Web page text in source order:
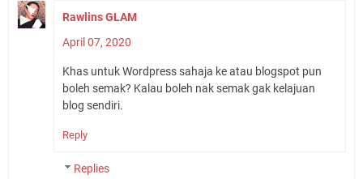
Rawlins GLAM
April 07, 2020
Khas untuk Wordpress sahaja ke atau blogspot pun
boleh semak? Kalau boleh nak semak gak kelajuan
blog sendiri.
Reply
Replies